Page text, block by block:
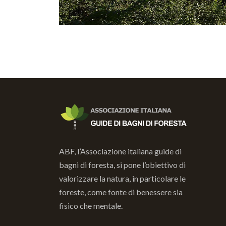
ABF, l’Associazione italiana guide di
bagni di foresta, si pone l’obiettivo di
valorizzare la natura, in particolare le
foreste, come fonte di benessere sia
fisico che mentale.